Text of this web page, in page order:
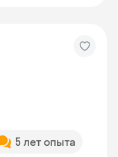
5 лет опыта